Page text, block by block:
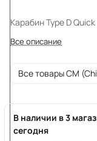
Карабин Type D
Все описание
Все товары CM
В наличии в 3
сегодня